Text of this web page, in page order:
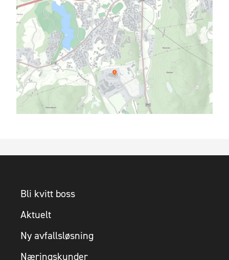
Bli kvitt boss
Aktuelt
Ny avfallsløsning
Næringskunder